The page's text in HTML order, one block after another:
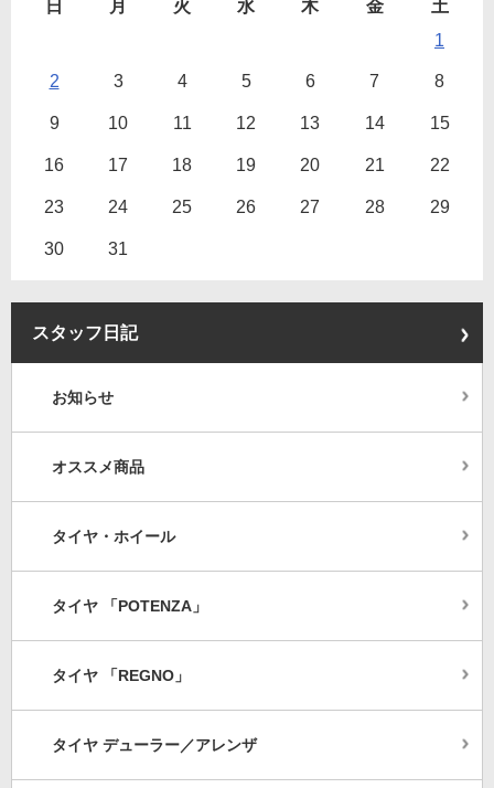
日 月 火 水 木 金
土
1
2 3 4 5 6 7 8
9 10 11 12 13 14 15
16 17 18 19 20 21 22
23 24 25 26 27 28 29
30 31
スタッフ日記
お知らせ
オススメ商品
タイヤ・ホイール
タイヤ 「POTENZA」
タイヤ 「REGNO」
タイヤ デューラー／アレンザ